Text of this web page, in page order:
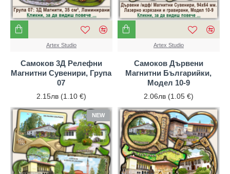
Artex Studio
Самоков 3Д Релефни
Магнитни Сувенири, Група
07
2.15лв (1.10 €)
Artex Studio
Самоков Дървени
Магнитни Българийки,
Модел 10-9
2.06лв (1.05 €)
NEW